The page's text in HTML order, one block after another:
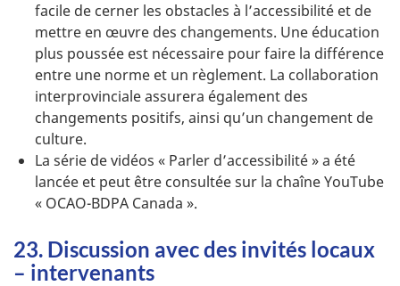
facile de cerner les obstacles à l’accessibilité et de
mettre en œuvre des changements. Une éducation
plus poussée est nécessaire pour faire la différence
entre une norme et un règlement. La collaboration
interprovinciale assurera également des
changements positifs, ainsi qu’un changement de
culture.
La série de vidéos « Parler d’accessibilité » a été
lancée et peut être consultée sur la chaîne YouTube
« OCAO-BDPA Canada ».
23. Discussion avec des invités locaux
– intervenants